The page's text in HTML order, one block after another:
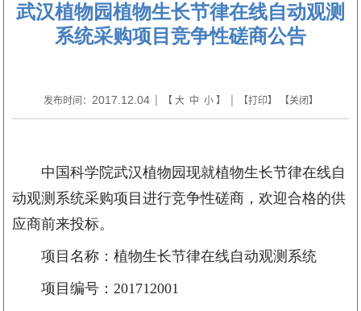
武汉植物园植物生长节律在线自动观测
系统采购项目竞争性磋商公告
发布时间： 2017.12.04| 【 大 中 小】 | 【打印】 【关闭】
中国科学院武汉植物园现就植物生长节律在线自
动观测系统采购项目进行竞争性磋商，欢迎合格的供
应商前来投标。
项目名称：植物生长节律在线自动观测系统
项目编号： 201712001